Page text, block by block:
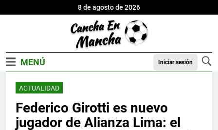
8 de agosto de 2026
Iniciar sesión
ACTUALIDAD
Federico Girotti es nuevo
jugador de Alianza Lima: el